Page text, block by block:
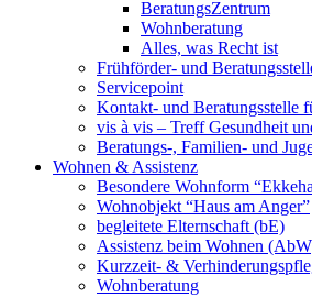
BeratungsZentrum
Wohnberatung
Alles, was Recht ist
Frühförder- und
Servicepoint
Kontakt- und Beratungsstelle
vis à vis – Treff Gesundheit
Beratungs-, Familien- und
Wohnen & Assistenz
Besondere Wohnform
Wohnobjekt “Haus am Anger”
begleitete Elternschaft (bE)
Assistenz beim Wohnen
Kurzzeit- &
Wohnberatung